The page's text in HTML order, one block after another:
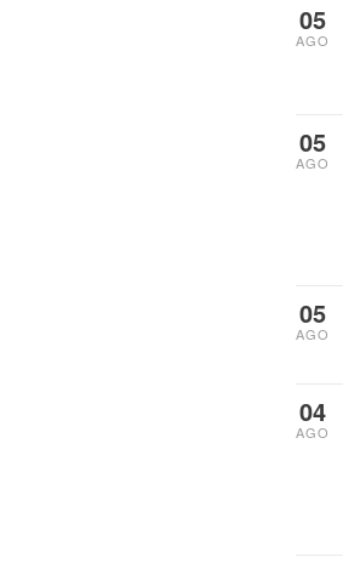
05
AGO
05
AGO
05
AGO
04
AGO